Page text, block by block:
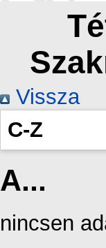
Vissza
C-Z
A...
nincsen